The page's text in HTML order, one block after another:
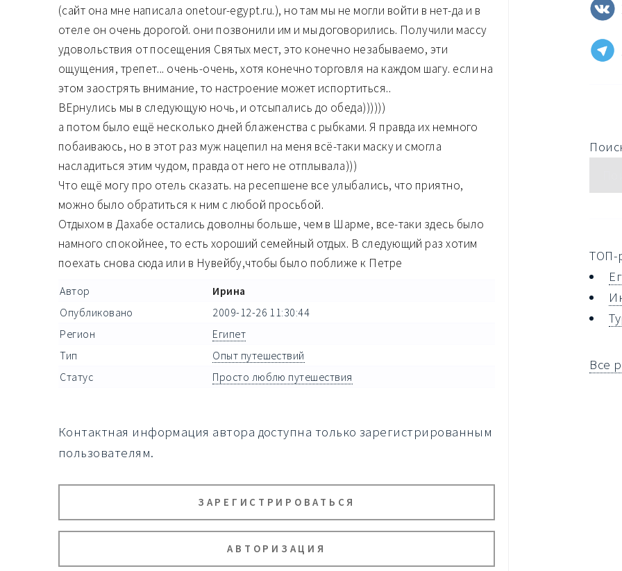
(сайт она мне написала onetour-egypt.ru.), но там мы не могли войти в нет-да и в
отеле он очень дорогой. они позвонили им и мы договорились. Получили массу
удовольствия от посещения Святых мест, это конечно незабываемо, эти
ощущения, трепет... очень-очень, хотя конечно торговля на каждом шагу. если на
этом заострять внимание, то настроение может испортиться..
ВЕрнулись мы в следующую ночь, и отсыпались до обеда))))))
а потом было ещё несколько дней блаженства с рыбками. Я правда их немного
побаиваюсь, но в этот раз муж нацепил на меня всё-таки маску и смогла
насладиться этим чудом, правда от него не отплывала)))
Что ещё могу про отель сказать. на ресепшене все улыбались, что приятно,
можно было обратиться к ним с любой просьбой.
Отдыхом в Дахабe остались доволны больше, чем в Шарме, все-таки здесь было
намного спокойнее, то есть хороший семейный отдых. В следующий раз хотим
поехать снова сюда или в Нувейбу,чтобы было поближе к Петре
Автор
Ирина
Опубликовано
2009-12-26 11:30:44
Регион
Египет
Тип
Опыт путешествий
Статус
Просто люблю путешествия
Контактная информация автора доступна только зарегистрированным
пользователям.
ЗАРЕГИСТРИРОВАТЬСЯ
АВТОРИЗАЦИЯ
ТОП-
Все